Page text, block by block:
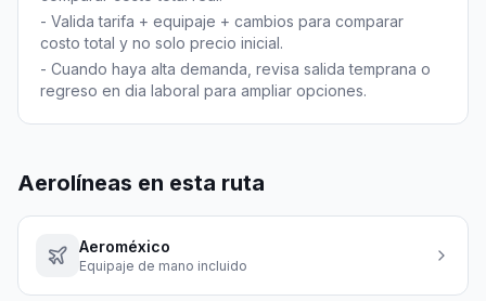
- Valida tarifa + equipaje + cambios para comparar
costo total y no solo precio inicial.
- Cuando haya alta demanda, revisa salida temprana o
regreso en dia laboral para ampliar opciones.
Aerolíneas en esta ruta
Aeroméxico
Equipaje de mano incluido